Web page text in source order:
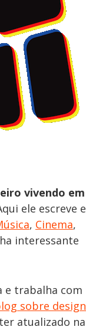
vivendo em
ele escreve e
, Cinema,
interessante
e trabalha com
sobre design
atualizado na